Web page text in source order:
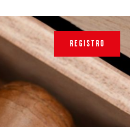
REGISTRO